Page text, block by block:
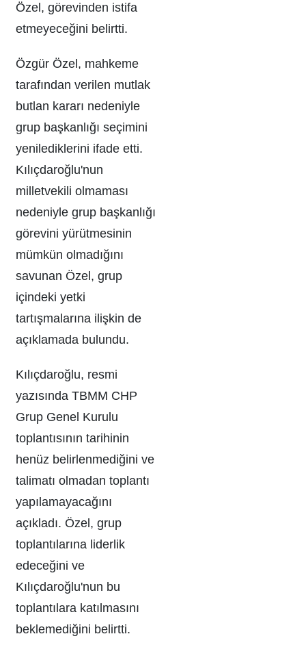
Özel, görevinden istifa
etmeyeceğini belirtti.
Özgür Özel, mahkeme
tarafından verilen mutlak
butlan kararı nedeniyle
grup başkanlığı seçimini
yenilediklerini ifade etti.
Kılıçdaroğlu'nun
milletvekili olmaması
nedeniyle grup başkanlığı
görevini yürütmesinin
mümkün olmadığını
savunan Özel, grup
içindeki yetki
tartışmalarına ilişkin de
açıklamada bulundu.
Kılıçdaroğlu, resmi
yazısında TBMM CHP
Grup Genel Kurulu
toplantısının tarihinin
henüz belirlenmediğini ve
talimatı olmadan toplantı
yapılamayacağını
açıkladı. Özel, grup
toplantılarına liderlik
edeceğini ve
Kılıçdaroğlu'nun bu
toplantılara katılmasını
beklemediğini belirtti.